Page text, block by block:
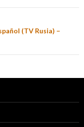
(TV Rusia) –